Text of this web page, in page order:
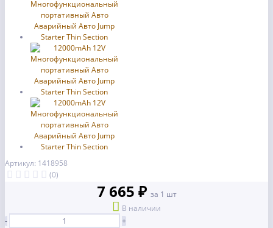
Артикул: 1418958
(0)
7 665 ₽ за 1 шт
В наличии
-
+